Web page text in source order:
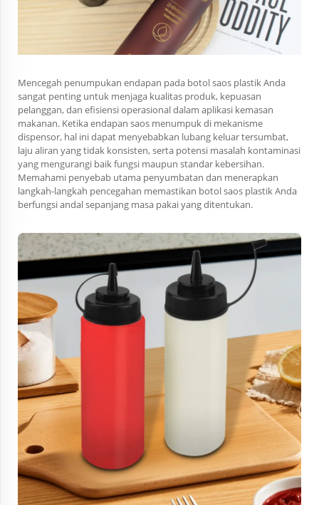
Mencegah penumpukan endapan pada botol saos plastik Anda
sangat penting untuk menjaga kualitas produk, kepuasan
pelanggan, dan efisiensi operasional dalam aplikasi kemasan
makanan. Ketika endapan saos menumpuk di mekanisme
dispensor, hal ini dapat menyebabkan lubang keluar tersumbat,
laju aliran yang tidak konsisten, serta potensi masalah kontaminasi
yang mengurangi baik fungsi maupun standar kebersihan.
Memahami penyebab utama penyumbatan dan menerapkan
langkah-langkah pencegahan memastikan botol saos plastik Anda
berfungsi andal sepanjang masa pakai yang ditentukan.